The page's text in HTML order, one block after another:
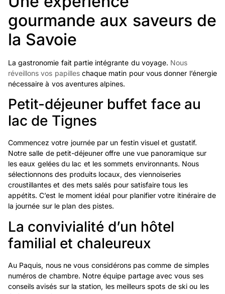
gourmande aux saveurs de
la Savoie
La gastronomie fait partie intégrante du voyage. Nous
réveillons vos papilleschaque matin pour vous donner l’énergie
nécessaire à vos aventures alpines.
Petit-déjeuner buffet face au
lac de Tignes
Commencez votre journée par un festin visuel et gustatif.
Notre salle de petit-déjeuner offre une vue panoramique sur
les eaux gelées du lac et les sommets environnants. Nous
sélectionnons des produits locaux, des viennoiseries
croustillantes et des mets salés pour satisfaire tous les
appétits. C’est le moment idéal pour planifier votre itinéraire de
la journée sur le plan des pistes.
La convivialité d’un hôtel
familial et chaleureux
Au Paquis, nous ne vous considérons pas comme de simples
numéros de chambre. Notre équipe partage avec vous ses
conseils avisés sur la station, les meilleurs spots de ski ou les